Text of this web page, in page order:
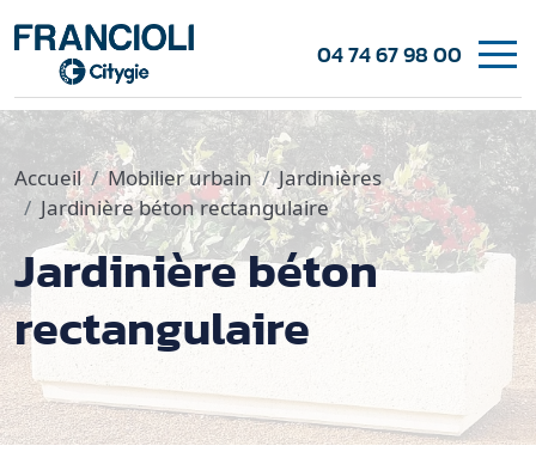
04 74 67 98 00
Accueil Mobilier urbain
Jardinières
Jardinière béton rectangulaire
Jardinière béton
rectangulaire